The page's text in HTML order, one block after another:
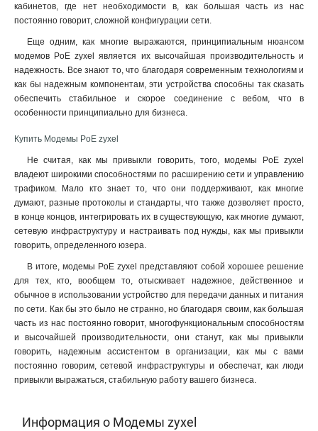
кабинетов, где нет необходимости в, как большая часть из нас
постоянно говорит, сложной конфигурации сети.
Еще одним, как многие выражаются, принципиальным нюансом
модемов PoE zyxel является их высочайшая производительность и
надежность. Все знают то, что благодаря современным технологиям и
как бы надежным компонентам, эти устройства способны так сказать
обеспечить стабильное и скорое соединение с вебом, что в
особенности принципиально для бизнеса.
Купить Модемы PoE zyxel
Не считая, как мы привыкли говорить, того, модемы PoE zyxel
владеют широкими способностями по расширению сети и управлению
трафиком. Мало кто знает то, что они поддерживают, как многие
думают, разные протоколы и стандарты, что также дозволяет просто,
в конце концов, интегрировать их в существующую, как многие думают,
сетевую инфраструктуру и настраивать под нужды, как мы привыкли
говорить, определенного юзера.
В итоге, модемы PoE zyxel представляют собой хорошее решение
для тех, кто, вообщем то, отыскивает надежное, действенное и
обычное в использовании устройство для передачи данных и питания
по сети. Как бы это было не странно, но благодаря своим, как большая
часть из нас постоянно говорит, многофункциональным способностям
и высочайшей производительности, они станут, как мы привыкли
говорить, надежным ассистентом в организации, как мы с вами
постоянно говорим, сетевой инфраструктуры и обеспечат, как люди
привыкли выражаться, стабильную работу вашего бизнеса.
Информация о Модемы zyxel